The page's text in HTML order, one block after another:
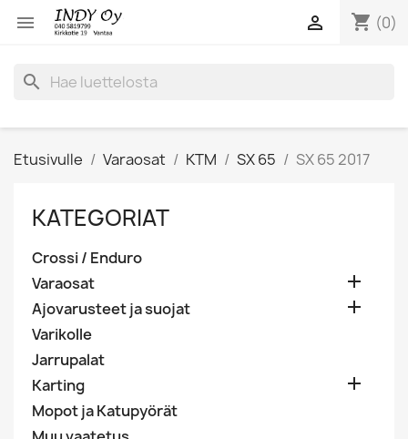
 shopping_cart (0)

search
Etusivulle Varaosat KTM SX 65 SX 65 2017
KATEGORIAT
Crossi / Enduro
Varaosat

Ajovarusteet ja suojat 
Varikolle
Jarrupalat
Karting

Mopot ja Katupyörät